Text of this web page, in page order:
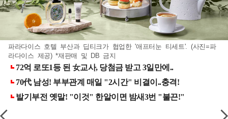
파라다이스 호텔 부산과 딥티크가 협업한 '애프터눈 티세트'. (사진=파
라다이스 제공) *재판매 및 DB 금지